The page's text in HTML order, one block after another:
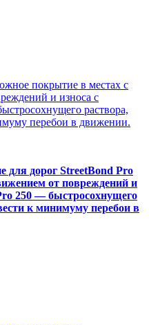
покрытие в местах с
и износа с
раствора,
перебои в движении.
для дорог StreetBond Pro
от повреждений и
250 — быстросохнущего
к минимуму перебои в